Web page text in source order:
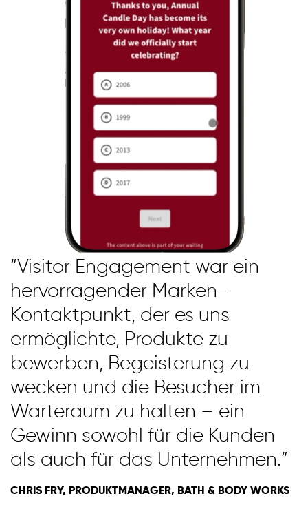
“Visitor Engagement war ein
hervorragender Marken-
Kontaktpunkt, der es uns
ermöglichte, Produkte zu
bewerben, Begeisterung zu
wecken und die Besucher im
Warteraum zu halten – ein
Gewinn sowohl für die Kunden
als auch für das Unternehmen.”
CHRIS FRY, PRODUKTMANAGER, BATH & BODY WORKS